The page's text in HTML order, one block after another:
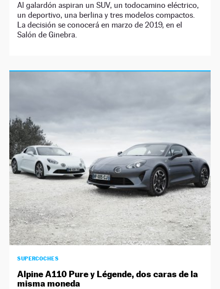
Al galardón aspiran un SUV, un todocamino eléctrico,
un deportivo, una berlina y tres modelos compactos.
La decisión se conocerá en marzo de 2019, en el
Salón de Ginebra.
SUPERCOCHES
Alpine A110 Pure y Légende, dos caras de la
misma moneda